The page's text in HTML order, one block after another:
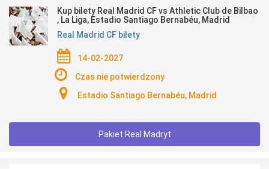
Kup bilety Real Madrid CF vs Athletic Club de Bilbao
, La Liga, Estadio Santiago Bernabéu, Madrid
Real Madrid CF bilety
14-02-2027
Czas nie potwierdzony
Estadio Santiago Bernabéu, Madrid
Pakiet Real Madryt